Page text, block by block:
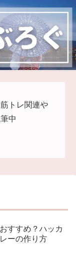
トレ関連や
中
すすめ？ハッカ
ーの作り方